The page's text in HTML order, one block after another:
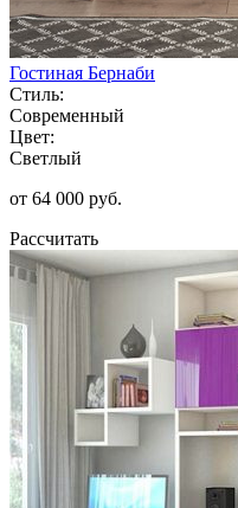
Гостиная Бернаби
Стиль:
Современный
Цвет:
Светлый
от 64 000 руб.
Рассчитать